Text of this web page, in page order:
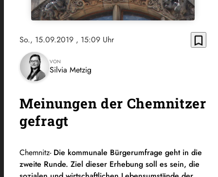
So., 15.09.2019 , 15:09 Uhr bookmark_border
VON
Silvia Metzig
Meinungen der Chemnitzer
gefragt
Chemnitz- Die kommunale Bürgerumfrage geht in die
zweite Runde. Ziel dieser Erhebung soll es sein, die